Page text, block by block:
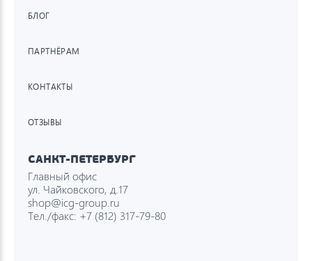
БЛОГ
ПАРТНЁРАМ
КОНТАКТЫ
ОТЗЫВЫ
САНКТ-ПЕТЕРБУРГ
Главный офис
ул. Чайковского, д.17
shop@icg-group.ru
Тел./факс: +7 (812) 317-79-80